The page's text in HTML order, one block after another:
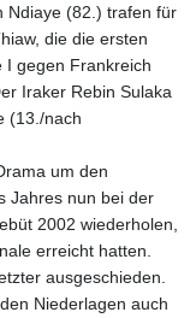
Ndiaye (82.) trafen für
die die ersten
I gegen Frankreich
Iraker Rebin Sulaka
(13./nach
um den
Jahres nun bei der
2002 wiederholen,
erreicht hatten.
ausgeschieden.
Niederlagen auch